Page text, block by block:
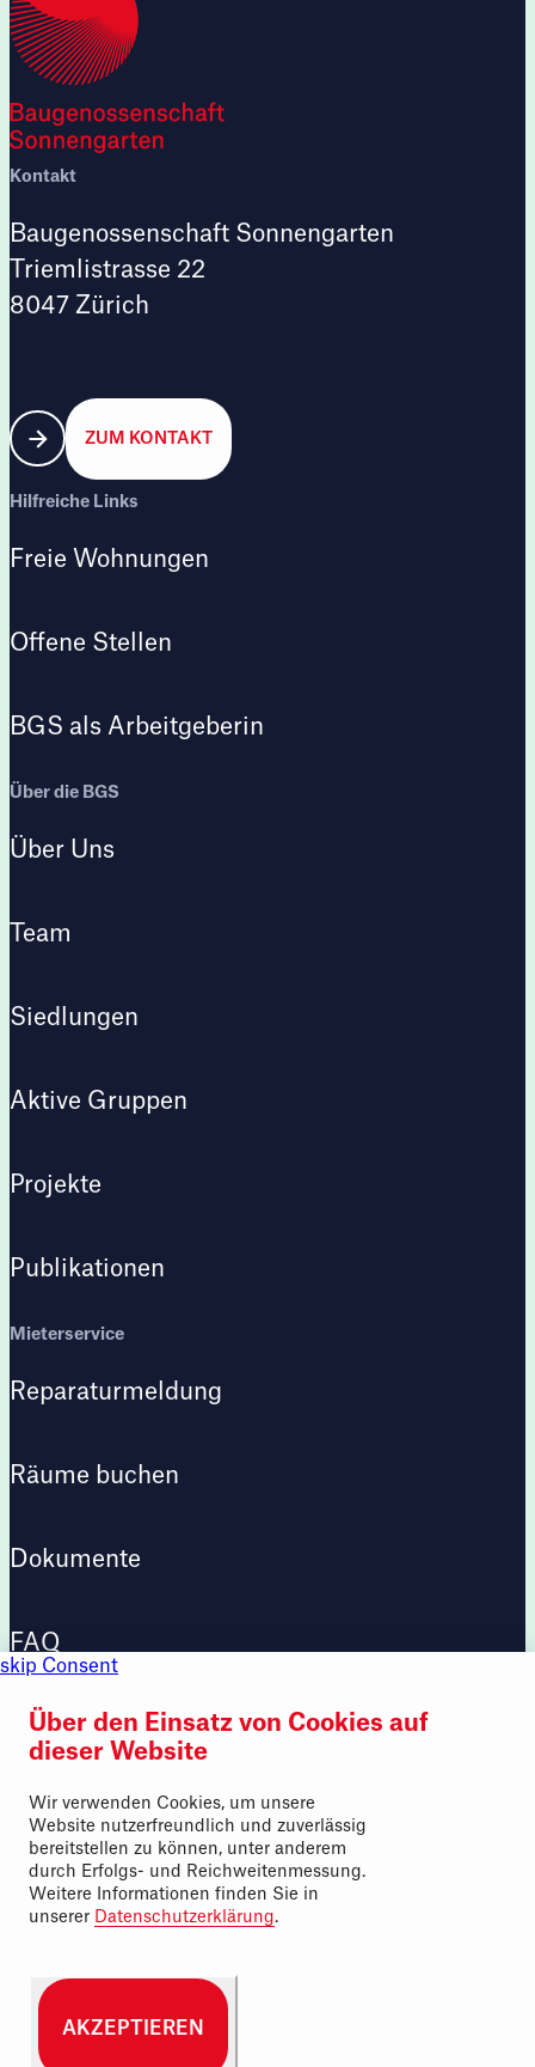
skip Consent
Über den Einsatz von Cookies auf
dieser Website
Wir verwenden Cookies, um unsere
Website nutzerfreundlich und zuverlässig
bereitstellen zu können, unter anderem
durch Erfolgs- und Reichweitenmessung.
Weitere Informationen finden Sie in
unserer Datenschutzerklärung.
AKZEPTIEREN
Kontakt
Baugenossenschaft Sonnengarten
Triemlistrasse 22
8047 Zürich
ZUM KONTAKT
Hilfreiche Links
Freie Wohnungen
Offene Stellen
BGS als Arbeitgeberin
Über die BGS
Über Uns
Team
Siedlungen
Aktive Gruppen
Projekte
Publikationen
Mieterservice
Reparaturmeldung
Räume buchen
Dokumente
FAQ
Beunity
MIETERSERVICE
Navigation überspringen